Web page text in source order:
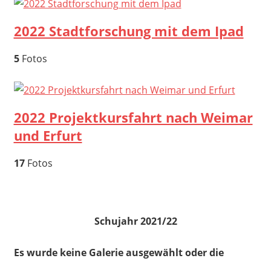
2022 Stadtforschung mit dem Ipad
5Fotos
2022 Projektkursfahrt nach Weimar
und Erfurt
17Fotos
Schujahr 2021/22
Es wurde keine Galerie ausgewählt oder die